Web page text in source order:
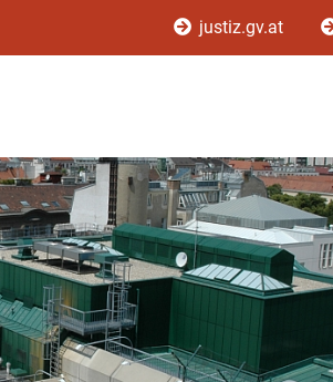
justiz.gv.at